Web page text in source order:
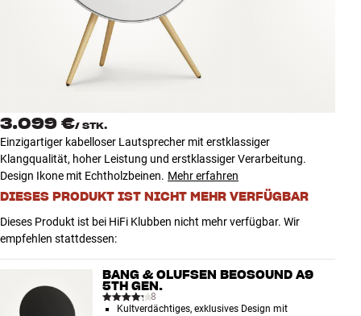
Zubehör
INSPIRATION
NEUHEITEN
ANGEBOTE
Store Finden
Kundendienst
Bauen mit Klang
3.099 €/ STK.
Einzigartiger kabelloser Lautsprecher mit erstklassiger
Klangqualität, hoher Leistung und erstklassiger Verarbeitung.
Design Ikone mit Echtholzbeinen. Mehr erfahren
DIESES PRODUKT IST NICHT MEHR VERFÜGBAR
Dieses Produkt ist bei HiFi Klubben nicht mehr verfügbar. Wir
empfehlen stattdessen:
BANG & OLUFSEN BEOSOUND A9
5TH GEN.
8
Kultverdächtiges, exklusives Design mit